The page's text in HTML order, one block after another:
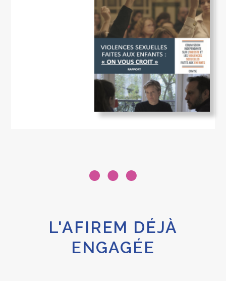
L'AFIREM DÉJÀ
ENGAGÉE